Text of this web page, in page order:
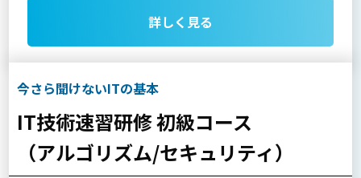
詳しく見る
今さら聞けないITの基本
IT技術速習研修 初級コース
（アルゴリズム/セキュリティ）